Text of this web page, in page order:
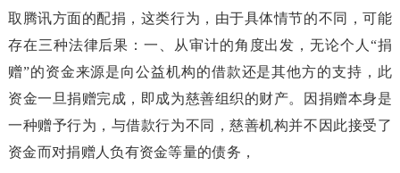
取腾讯方面的配捐，这类行为，由于具体情节的不同，可能
存在三种法律后果：一、从审计的角度出发，无论个人“捐
赠”的资金来源是向公益机构的借款还是其他方的支持，此
资金一旦捐赠完成，即成为慈善组织的财产。因捐赠本身是
一种赠予行为，与借款行为不同，慈善机构并不因此接受了
资金而对捐赠人负有资金等量的债务，